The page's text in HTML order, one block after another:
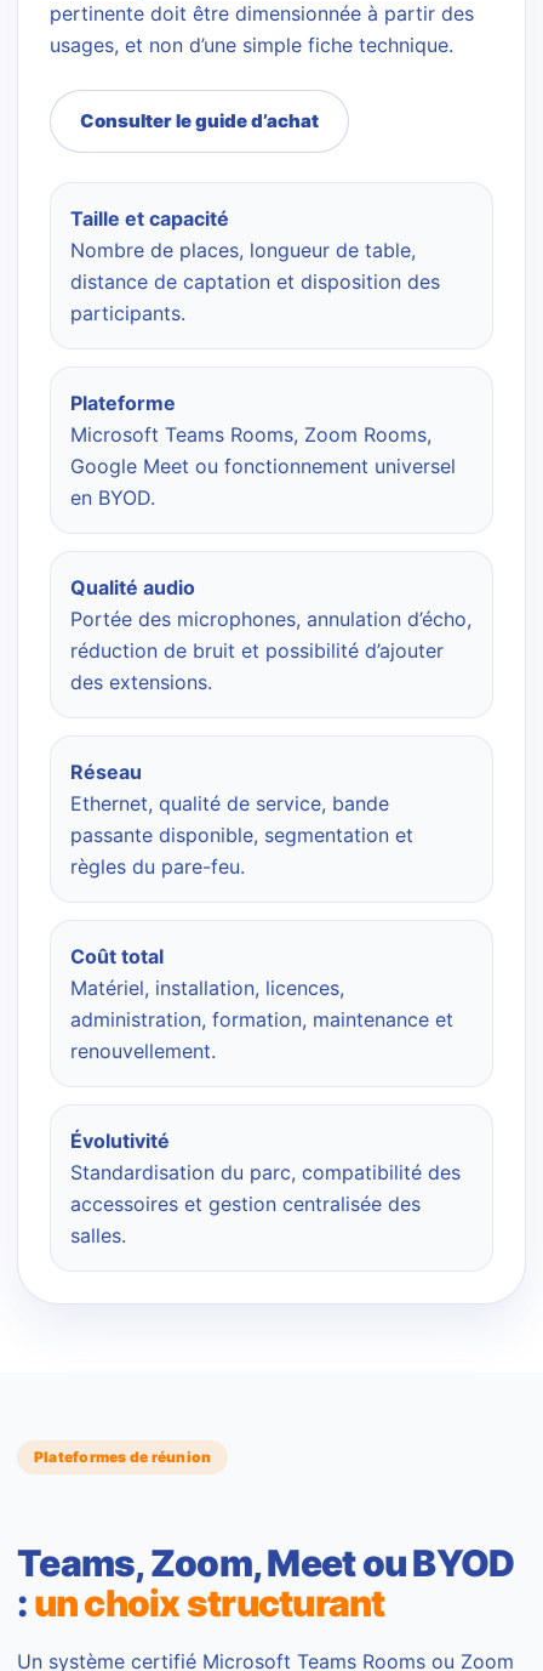
pertinente doit être dimensionnée à partir des
usages, et non d’une simple fiche technique.
Consulter le guide d’achat
Taille et capacité
Nombre de places, longueur de table,
distance de captation et disposition des
participants.
Plateforme
Microsoft Teams Rooms, Zoom Rooms,
Google Meet ou fonctionnement universel
en BYOD.
Qualité audio
Portée des microphones, annulation d’écho,
réduction de bruit et possibilité d’ajouter
des extensions.
Réseau
Ethernet, qualité de service, bande
passante disponible, segmentation et
règles du pare-feu.
Coût total
Matériel, installation, licences,
administration, formation, maintenance et
renouvellement.
Évolutivité
Standardisation du parc, compatibilité des
accessoires et gestion centralisée des
salles.
Plateformes de réunion
Teams, Zoom, Meet ou BYOD
:un choix structurant
Un système certifié Microsoft Teams Rooms ou Zoom